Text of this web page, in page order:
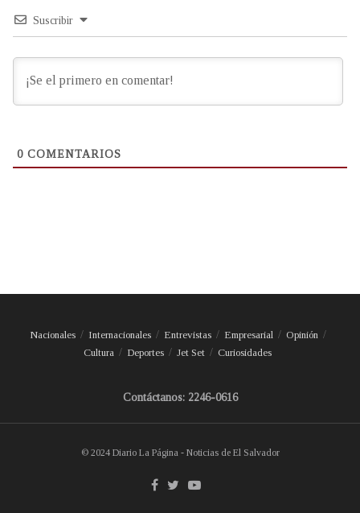
Suscribir
0 COMENTARIOS
Nacionales Internacionales Entrevistas Empresarial
Opinión
Cultura
Deportes Jet Set Curiosidades
Contáctanos: 2246-0616
© 2024 Diario La Página - Noticias de El Salvador